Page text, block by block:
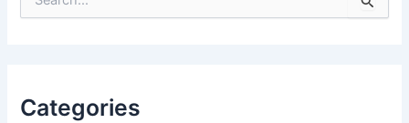
e
fCategories